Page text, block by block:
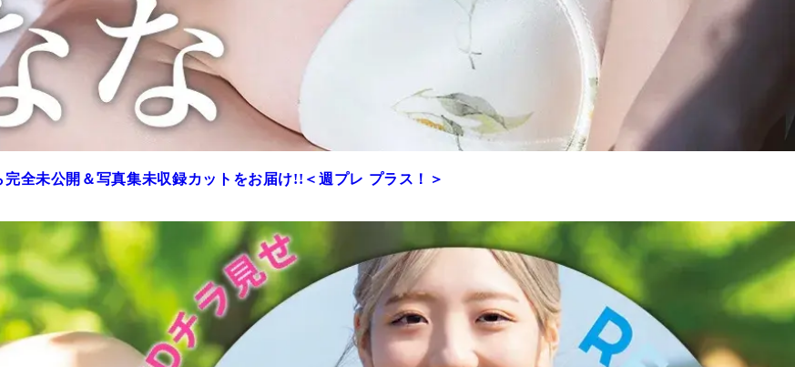
全未公開＆写真集未収録カットをお届け!!＜週プレ プラス！＞